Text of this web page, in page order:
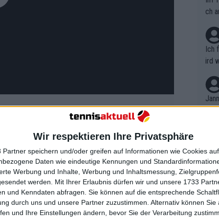
Wir respektieren Ihre Privatsphäre
Partner speichern und/oder greifen auf Informationen wie Cookies
Daten wie eindeutige Kennungen und
Werbung und Inhalte, Werbung und Inhaltsmessung,
werden. Mit Ihrer Erlaubnis dürfen wir und unsere 1733
und Kenndaten abfragen. Sie können auf die entsprechende
durch uns und unsere Partner zuzustimmen. Alternativ können Sie
und Ihre Einstellungen ändern, bevor Sie der Verarbeitung
Champion, der normalerweise nach
keine Turniere mehr bestreitet, ist es
dass der Lebenstraum, eine
geholfen hat, sich bei seiner
bisher größte Signal, dass er sich
entscheiden könnte. Es ist das
ch
Ich
ird
r in
em
t,
B.
on
n
nt.